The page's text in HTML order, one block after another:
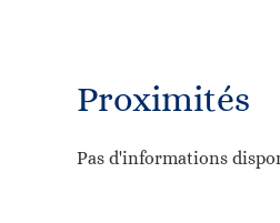
Proximités
Pas d'informations